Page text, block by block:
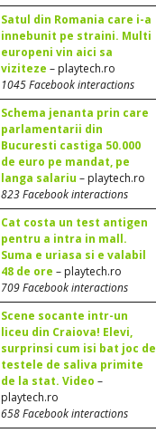
Satul din Romania care i-a
innebunit pe straini. Multi
europeni vin aici sa
viziteze – playtech.ro
1045 Facebook interactions
Schema jenanta prin care
parlamentarii din
Bucuresti castiga 50.000
de euro pe mandat, pe
langa salariu – playtech.ro
823 Facebook interactions
Cat costa un test antigen
pentru a intra in mall.
Suma e uriasa si e valabil
48 de ore – playtech.ro
709 Facebook interactions
Scene socante intr-un
liceu din Craiova! Elevi,
surprinsi cum isi bat joc de
testele de saliva primite
de la stat. Video –
playtech.ro
658 Facebook interactions